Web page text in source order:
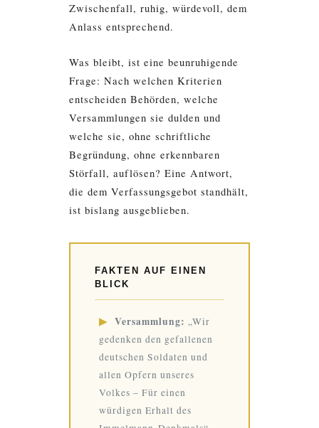
Zwischenfall, ruhig, würdevoll, dem
Anlass entsprechend.
Was bleibt, ist eine beunruhigende
Frage: Nach welchen Kriterien
entscheiden Behörden, welche
Versammlungen sie dulden und
welche sie, ohne schriftliche
Begründung, ohne erkennbaren
Störfall, auflösen? Eine Antwort,
die dem Verfassungsgebot standhält,
ist bislang ausgeblieben.
FAKTEN AUF EINEN
BLICK
▶ Versammlung: „Wir
gedenken den gefallenen
deutschen Soldaten und
allen Opfern unseres
Volkes – Für einen
würdigen Erhalt des